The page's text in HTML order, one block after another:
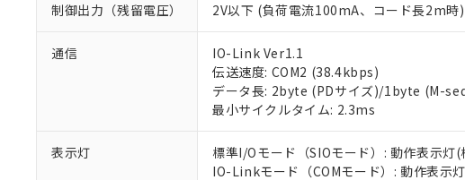
制御出力（残留電圧） 2V以下 (負荷電流100mA、コード長2m時)
通信
IO-Link Ver1.1
伝送速度: COM2 (38.4kbps)
データ長: 2byte (PDサイズ)/1byte (M-
最小サイクルタイム: 2.3ms
表示灯
標準I/Oモード（SIOモード）: 動作表示
IO-Linkモード（COMモード）: 動作表示
ご利用条件
※1 対応状況
対応済み：EU RoHS指令
対応予定：EU RoHS指令（
対応予定なし：EU RoHS指
調査・確認中：EU RoHS指
非該当品：ライセンス料など